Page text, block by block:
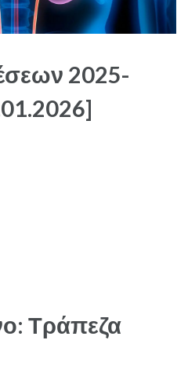
2025-
Τράπεζα